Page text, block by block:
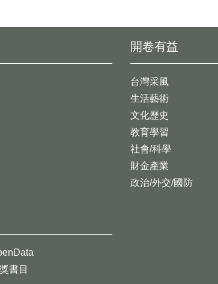
開卷有益
台灣采風
生活藝術
文化歷史
教育學習
社會/科學
財金產業
政治/外交/國防
書目